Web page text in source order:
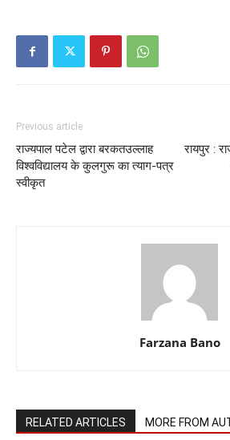
Previous article
राज्यपाल पटेल द्वारा बरकतउल्लाह
विश्वविद्यालय के कुलगुरू का त्याग-पत्र
स्वीकृत
रायपुर :
Farzana Bano
RELATED ARTICLES MORE FROM